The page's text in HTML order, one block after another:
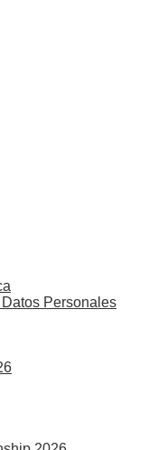
Personales